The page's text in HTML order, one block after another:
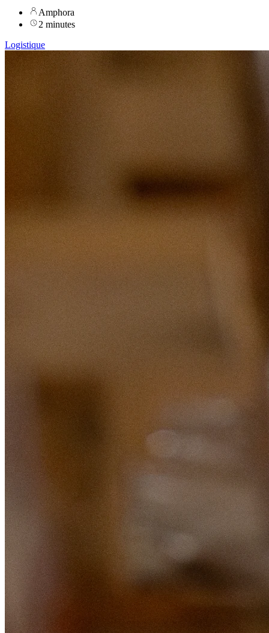
Amphora
2 minutes
Logistique